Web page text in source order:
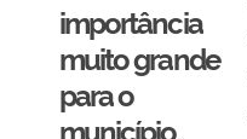
importância
muito grande
para o